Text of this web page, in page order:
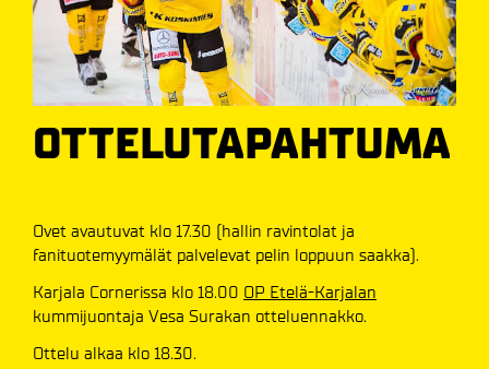
OTTELUTAPAHTUMA
Ovet avautuvat klo 17.30 (hallin ravintolat ja
fanituotemyymälät palvelevat pelin loppuun saakka).
Karjala Cornerissa klo 18.00 OP Etelä-Karjalan
kummijuontaja Vesa Surakan otteluennakko.
Ottelu alkaa klo 18.30.